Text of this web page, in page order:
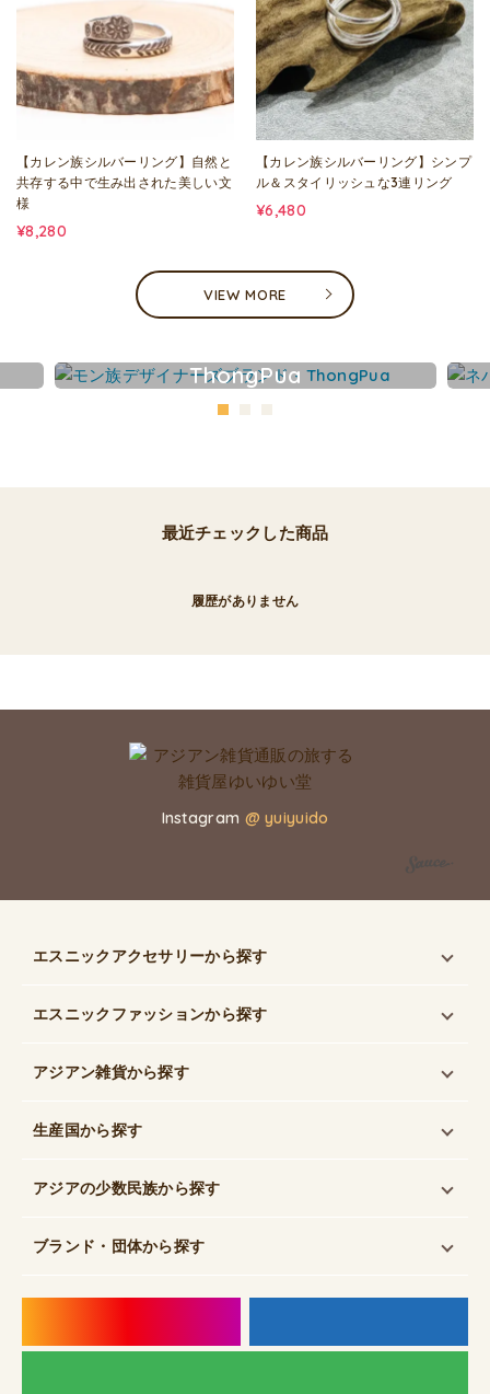
【カレン族シルバーリング】自然と
共存する中で生み出された美しい文
様
¥8,280
【カレン族シルバーリング】シンプ
ル＆スタイリッシュな3連リング
¥6,480
VIEW MORE
ThongPua
最近チェックした商品
履歴がありません
Instagram @ yuiyuido
エスニックアクセサリーから探す
エスニックファッションから探す
アジアン雑貨から探す
生産国から探す
アジアの少数民族から探す
ブランド・団体から探す